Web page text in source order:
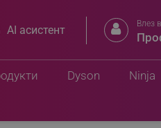
AI асистент  Влез
Dyson Ninja
Добави в